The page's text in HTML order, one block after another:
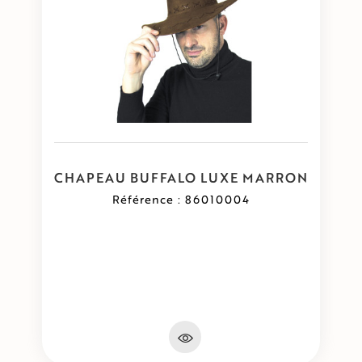
CHAPEAU BUFFALO LUXE MARRON
Référence : 86010004